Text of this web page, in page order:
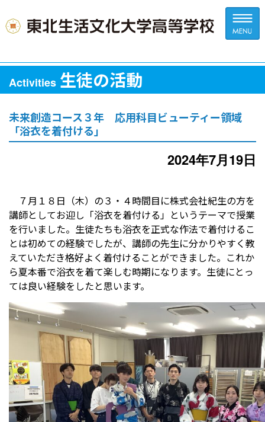
受験生の方へ 中学校の先生方へ
在校生の方へ 保護者の方へ
アクセス お問い合わせ
教員採用情報(PDF) 各種証明書
Activities 生徒の活動
未来創造コース３年 応用科目ビューティー領域
「浴衣を着付ける」
2024年7月19日
７月１８日（木）の３・４時間目に株式会社紀生の方を
講師としてお迎し「浴衣を着付ける」というテーマで授業
を行いました。生徒たちも浴衣を正式な作法で着付けるこ
とは初めての経験でしたが、講師の先生に分かりやすく教
えていただき格好よく着付けることができました。これか
ら夏本番で浴衣を着て楽しむ時期になります。生徒にとっ
ては良い経験をしたと思います。